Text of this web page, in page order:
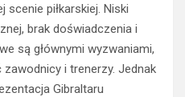
piłkarskiej. Niski
brak doświadczenia i
są głównymi wyzwaniami,
i trenerzy. Jednak
Gibraltaru